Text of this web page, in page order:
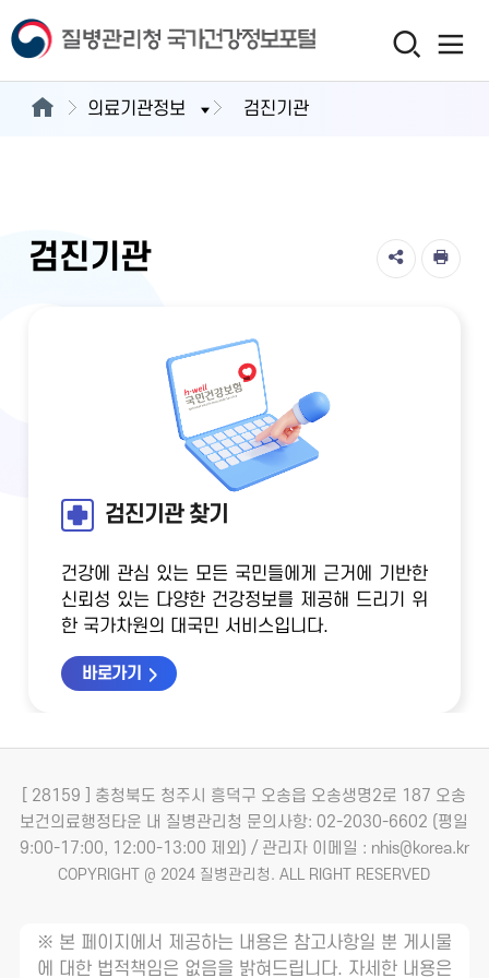
의료기관정보 검진기관
검진기관
검진기관 찾기
건강에 관심 있는 모든 국민들에게 근거에 기반한
신뢰성 있는 다양한 건강정보를 제공해 드리기 위
한 국가차원의 대국민 서비스입니다.
바로가기
[ 28159 ] 충청북도 청주시 흥덕구 오송읍 오송생명2로 187 오송
보건의료행정타운 내 질병관리청 문의사항: 02-2030-6602 (평일
9:00-17:00, 12:00-13:00 제외) / 관리자 이메일 : nhis@korea.kr
COPYRIGHT @ 2024 질병관리청. ALL RIGHT RESERVED
※ 본 페이지에서 제공하는 내용은 참고사항일 뿐 게시물
에 대한 법적책임은 없음을 밝혀드립니다. 자세한 내용은